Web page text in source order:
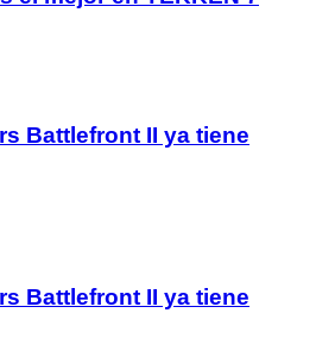
Battlefront II ya tiene
Battlefront II ya tiene